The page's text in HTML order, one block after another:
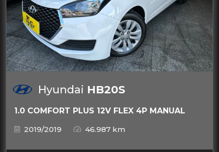
Hyundai HB20S
1.0 COMFORT PLUS 12V FLEX 4P MANUAL
2019/2019
46.987 km